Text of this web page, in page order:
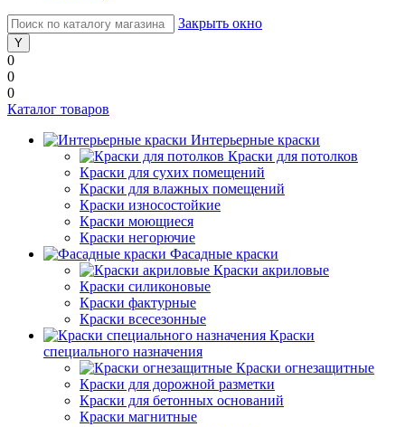
Закрыть окно
0
0
0
Каталог товаров
Интерьерные краски
Краски для потолков
Краски для сухих помещений
Краски для влажных помещений
Краски износостойкие
Краски моющиеся
Краски негорючие
Фасадные краски
Краски акриловые
Краски силиконовые
Краски фактурные
Краски всесезонные
Краски
специального назначения
Краски огнезащитные
Краски для дорожной разметки
Краски для бетонных оснований
Краски магнитные